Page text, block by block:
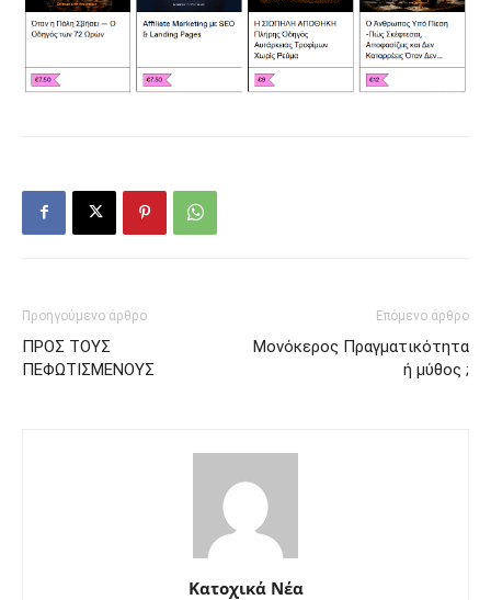
Προηγούμενο άρθρο
ΠΡΟΣ ΤΟΥΣ
ΠΕΦΩΤΙΣΜΕΝΟΥΣ
Επόμενο άρθρο
Μονόκερος Πραγματικότητα
ή μύθος ;
Κατοχικά Νέα